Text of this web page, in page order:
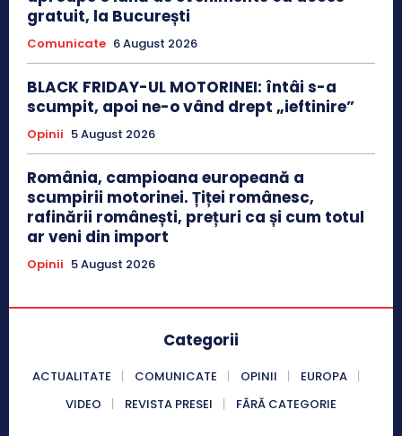
gratuit, la București
Comunicate 6 August 2026
BLACK FRIDAY-UL MOTORINEI: întâi s-a
scumpit, apoi ne-o vând drept „ieftinire”
Opinii 5 August 2026
România, campioana europeană a
scumpirii motorinei. Țiței românesc,
rafinării românești, prețuri ca și cum totul
ar veni din import
Opinii 5 August 2026
Categorii
ACTUALITATE COMUNICATE OPINII
EUROPA
VIDEO
REVISTA PRESEI FĂRĂ CATEGORIE